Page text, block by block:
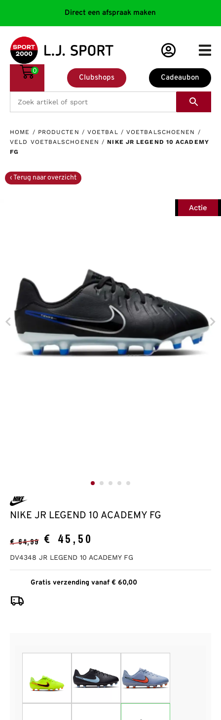
Direct een afspraak maken
Cadeaubon
Clubshops
0
HOME / PRODUCTEN / VOETBAL / VOETBALSCHOENEN /
VELD VOETBALSCHOENEN /NIKE JR LEGEND 10 ACADEMY
FG
Actie
NIKE JR LEGEND 10 ACADEMY FG
€ 45,50
€64,99
DV4348 JR LEGEND 10 ACADEMY FG
Gratis verzending vanaf € 60,00